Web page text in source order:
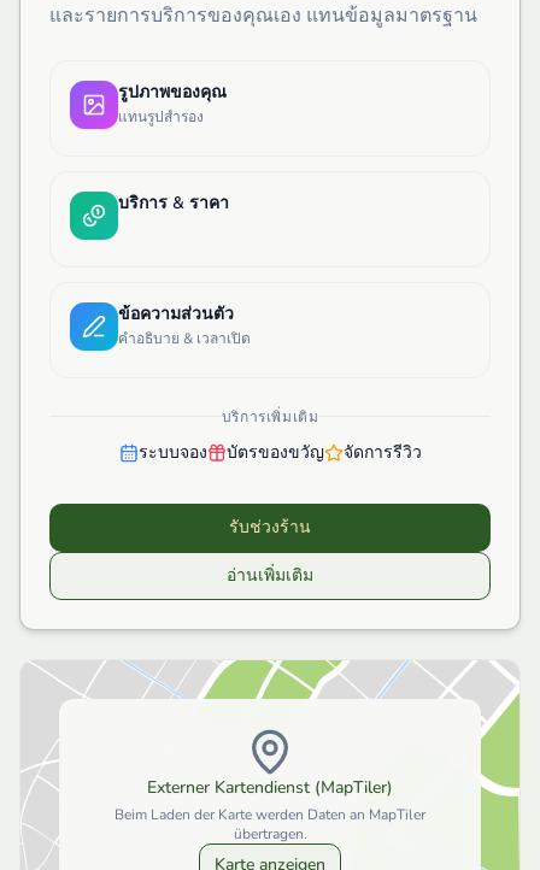
และรายการบริการของคุณเอง แทนข้อมูลมาตรฐาน
รูปภาพของคุณ
แทนรูปสำรอง
บริการ & ราคา
ข้อความส่วนตัว
คำอธิบาย & เวลาเปิด
บริการเพิ่มเติม
ระบบจอง บัตรของขวัญ จัดการรีวิว
รับช่วงร้าน
อ่านเพิ่มเติม
Externer Kartendienst (MapTiler)
Beim Laden der Karte werden Daten an MapTiler
übertragen.
Karte anzeigen